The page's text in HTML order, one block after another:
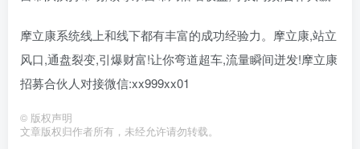
摩立康系统线上和线下都有丰富的成功经验力。摩立康,站立
风口,通盘裂变,引爆财富!让你弯道超车,流量瞬间迸发!摩立康
招募合伙人对接微信:xx999xx01
© 版权声明
文章版权归作者所有，未经允许请勿转载。